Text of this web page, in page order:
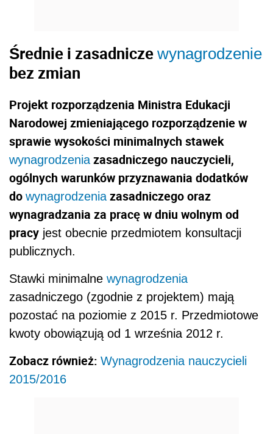
Średnie i zasadnicze wynagrodzenie
bez zmian
Projekt rozporządzenia Ministra Edukacji
Narodowej zmieniającego rozporządzenie w
sprawie wysokości minimalnych stawek
wynagrodzeniazasadniczego nauczycieli,
ogólnych warunków przyznawania dodatków
do wynagrodzeniazasadniczego oraz
wynagradzania za pracę w dniu wolnym od
pracy jest obecnie przedmiotem konsultacji
publicznych.
Stawki minimalne wynagrodzenia
zasadniczego (zgodnie z projektem) mają
pozostać na poziomie z 2015 r. Przedmiotowe
kwoty obowiązują od 1 września 2012 r.
Zobacz również: Wynagrodzenia nauczycieli
2015/2016